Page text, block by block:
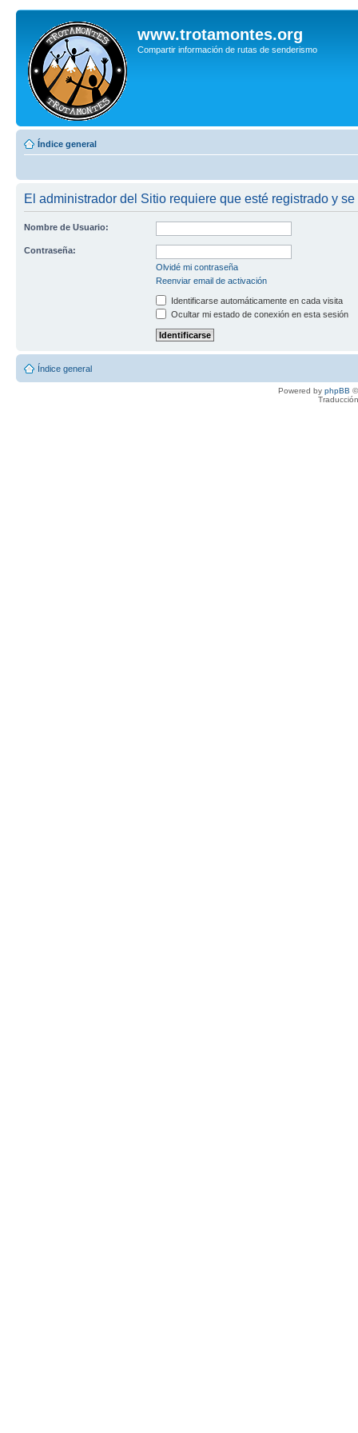
www.trotamontes.org
Compartir información de rutas de senderismo
Índice general
El administrador del Sitio requiere que esté registrado y
Nombre de Usuario:
Contraseña:
Olvidé mi contraseña
Reenviar email de activación
Identificarse automáticamente en cada visita
Ocultar mi estado de conexión en esta sesión
Índice general
Powered by phpBB